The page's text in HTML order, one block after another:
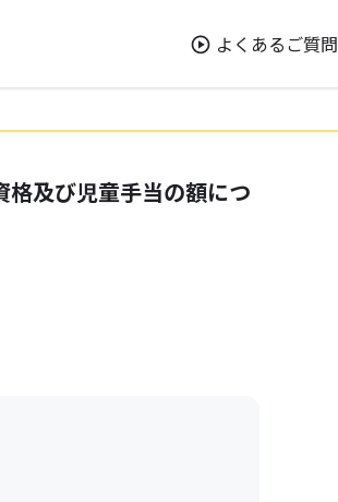
よくあるご質問
格及び児童手当の額につ